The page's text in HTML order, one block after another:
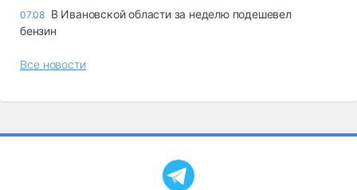
07.08 В Ивановской области за неделю подешевел
бензин
Все новости